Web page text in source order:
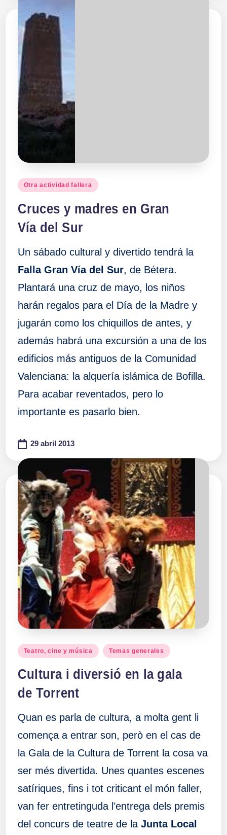
Publicado
Otra actividad fallera
Cruces y madres en Gran
Vía del Sur
Un sábado cultural y divertido tendrá la
Falla Gran Vía del Sur, de Bétera.
Plantará una cruz de mayo, los niños
harán regalos para el Día de la Madre y
jugarán como los chiquillos de antes, y
además habrá una excursión a una de los
edificios más antiguos de la Comunidad
Valenciana: la alquería islámica de Bofilla.
Para acabar reventados, pero lo
importante es pasarlo bien.
29 abril 2013
Publicado
Teatro, cine y música Temas generales
Cultura i diversió en la gala
de Torrent
Quan es parla de cultura, a molta gent li
comença a entrar son, però en el cas de
la Gala de la Cultura de Torrent la cosa va
ser més divertida. Unes quantes escenes
satíriques, fins i tot criticant el món faller,
van fer entretinguda l’entrega dels premis
del concurs de teatre de la Junta Local